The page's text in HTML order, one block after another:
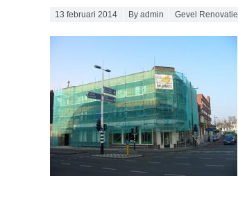
Posted on
13 februari 2014 By admin Gevel Renovatie